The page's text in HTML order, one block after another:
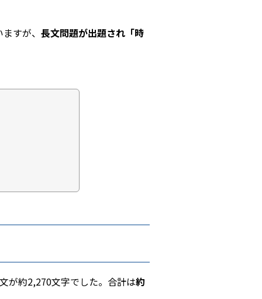
すが、 長文問題が出題され「時
が約2,270文字でした。合計は約